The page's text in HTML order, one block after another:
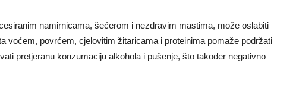
namirnicama, šećerom i nezdravim mastima, može oslabiti
voćem, povrćem, cjelovitim žitaricama i proteinima pomaže podržati
pretjeranu konzumaciju alkohola i pušenje, što također negativno